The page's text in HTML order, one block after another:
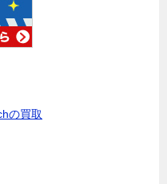
の買取